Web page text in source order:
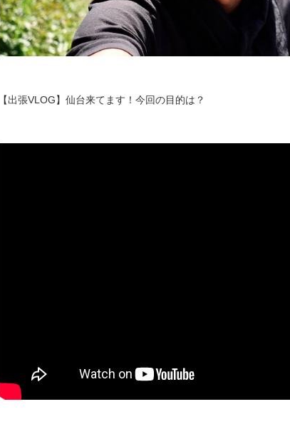
【出張VLOG】仙台来てます！今回の目的は？